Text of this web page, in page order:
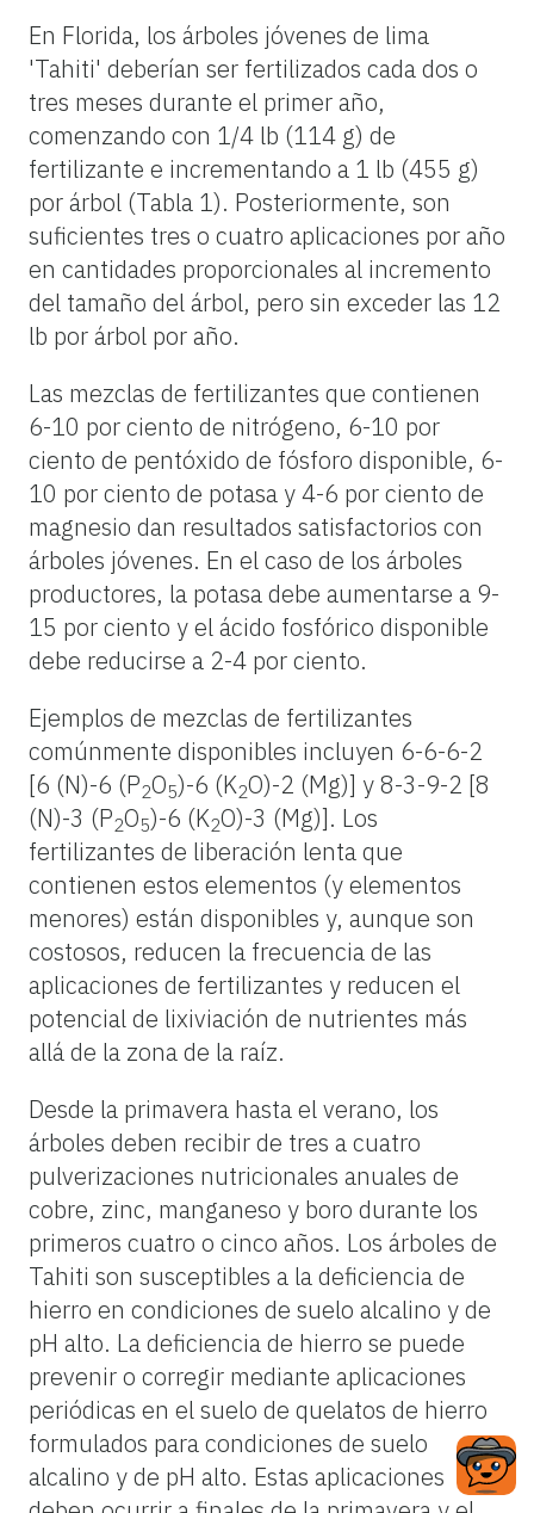
En Florida, los árboles jóvenes de lima
'Tahiti' deberían ser fertilizados cada dos o
tres meses durante el primer año,
comenzando con 1/4 lb (114 g) de
fertilizante e incrementando a 1 lb (455 g)
por árbol (Tabla 1). Posteriormente, son
suficientes tres o cuatro aplicaciones por año
en cantidades proporcionales al incremento
del tamaño del árbol, pero sin exceder las 12
lb por árbol por año.
Las mezclas de fertilizantes que contienen
6-10 por ciento de nitrógeno, 6-10 por
ciento de pentóxido de fósforo disponible, 6-
10 por ciento de potasa y 4-6 por ciento de
magnesio dan resultados satisfactorios con
árboles jóvenes. En el caso de los árboles
productores, la potasa debe aumentarse a 9-
15 por ciento y el ácido fosfórico disponible
debe reducirse a 2-4 por ciento.
Ejemplos de mezclas de fertilizantes
comúnmente disponibles incluyen 6-6-6-2
[6 (N)-6 (P2O5)-6 (K2O)-2 (Mg)] y 8-3-9-2 [8
(N)-3 (P2O5)-6 (K2O)-3 (Mg)]. Los
fertilizantes de liberación lenta que
contienen estos elementos (y elementos
menores) están disponibles y, aunque son
costosos, reducen la frecuencia de las
aplicaciones de fertilizantes y reducen el
potencial de lixiviación de nutrientes más
allá de la zona de la raíz.
Desde la primavera hasta el verano, los
árboles deben recibir de tres a cuatro
pulverizaciones nutricionales anuales de
cobre, zinc, manganeso y boro durante los
primeros cuatro o cinco años. Los árboles de
Tahiti son susceptibles a la deficiencia de
hierro en condiciones de suelo alcalino y de
pH alto. La deficiencia de hierro se puede
prevenir o corregir mediante aplicaciones
periódicas en el suelo de quelatos de hierro
formulados para condiciones de suelo
alcalino y de pH alto. Estas aplicaciones